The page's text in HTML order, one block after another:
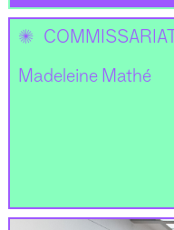
✺ COMMISSARIAT
Madeleine Mathé